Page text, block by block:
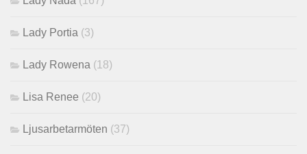
Lady Portia (3)
Lady Rowena (18)
Lisa Renee (20)
Ljusarbetarmöten (37)